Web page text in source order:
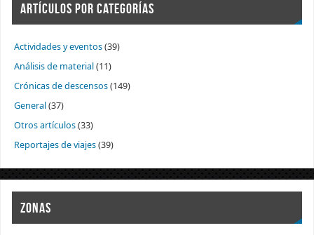
ARTÍCULOS POR CATEGORÍAS
Actividades y eventos(39)
Análisis de material(11)
Crónicas de descensos(149)
General(37)
Otros artículos(33)
Reportajes de viajes(39)
ZONAS